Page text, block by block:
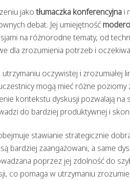
jakotłumaczka konferencyjna i
debat. Jej umiejętność
na różnorodne tematy, od
dla zrozumienia potrzeb i
oczywistej i zrozumiałej
mogą mieć różne poziomy
kontekstu dyskusji pozwalają na
do bardziej produktywnej i
stawianie strategicznie
bardziej zaangażowani, a same
poprzez jej zdolność do
co pomaga w utrzymaniu